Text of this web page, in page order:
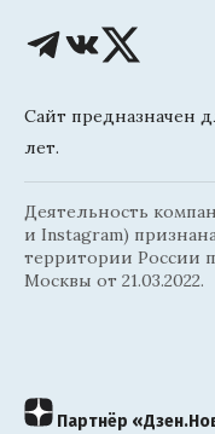
Сайт предназначен
лет.
Деятельность
и Instagram)
территории России
Москвы от 21.03.2022.
Партнёр